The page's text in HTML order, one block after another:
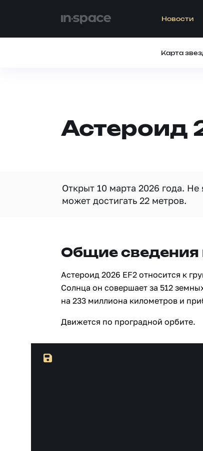
Новости
Карта
Астероид
Открыт 10 марта 2026 года.
может достигать 22 метров.
Общие сведения
Астероид 2026 EF2 относится к
Солнца он совершает за 512
на 233 миллиона километров и
Движется по проградной орбите.